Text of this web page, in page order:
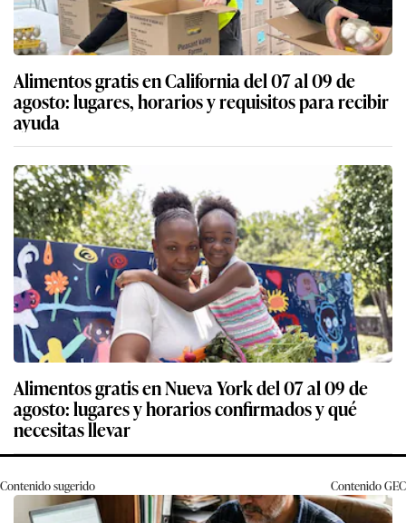
Alimentos gratis en California del 07 al 09 de
agosto: lugares, horarios y requisitos para recibir
ayuda
Alimentos gratis en Nueva York del 07 al 09 de
agosto: lugares y horarios confirmados y qué
necesitas llevar
Contenido sugerido ContenidoGEC